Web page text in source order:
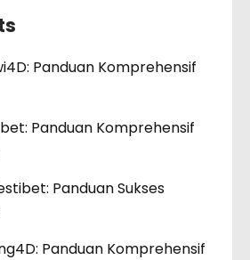
Panduan Komprehensif
Panduan Komprehensif
Panduan Sukses
Panduan Komprehensif